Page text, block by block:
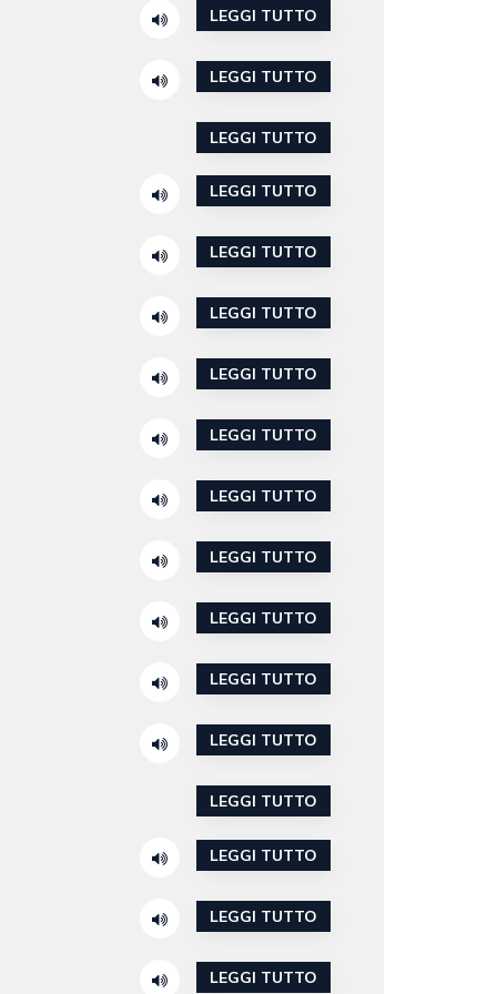
LEGGI TUTTO
LEGGI TUTTO
LEGGI TUTTO
LEGGI TUTTO
LEGGI TUTTO
LEGGI TUTTO
LEGGI TUTTO
LEGGI TUTTO
LEGGI TUTTO
LEGGI TUTTO
LEGGI TUTTO
LEGGI TUTTO
LEGGI TUTTO
LEGGI TUTTO
LEGGI TUTTO
LEGGI TUTTO
LEGGI TUTTO